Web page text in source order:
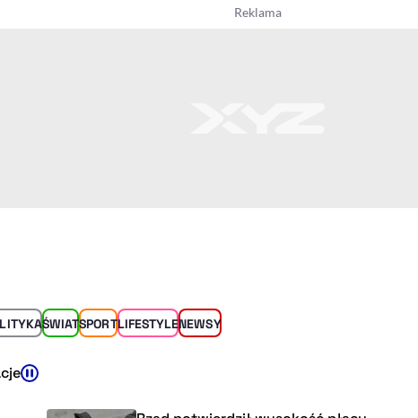
ŚWIATSPORTLIFESTYLENEWSY